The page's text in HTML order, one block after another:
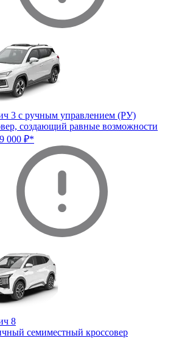
3 с ручным управлением (РУ)
создающий равные возможности
000 ₽*
8
семиместный кроссовер